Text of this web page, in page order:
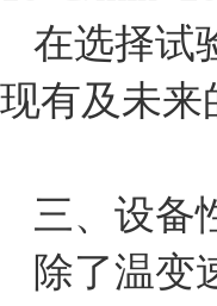
在选择试
现有及未来
三、设备
除了温变